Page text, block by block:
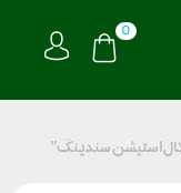
0
استیشن سندینگ”